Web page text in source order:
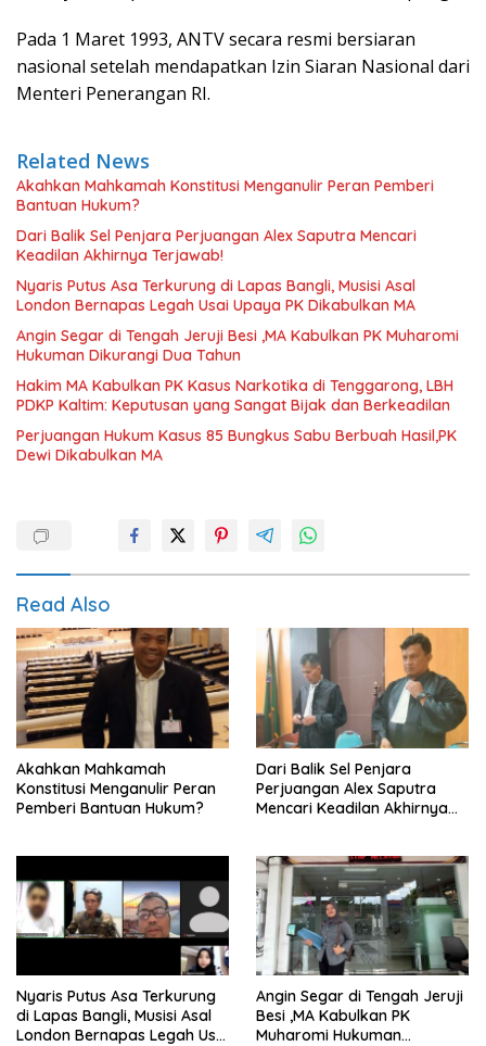
Pada 1 Maret 1993, ANTV secara resmi bersiaran
nasional setelah mendapatkan Izin Siaran Nasional dari
Menteri Penerangan RI.
Related News
Akahkan Mahkamah Konstitusi Menganulir Peran Pemberi
Bantuan Hukum?
Dari Balik Sel Penjara Perjuangan Alex Saputra Mencari
Keadilan Akhirnya Terjawab!
Nyaris Putus Asa Terkurung di Lapas Bangli, Musisi Asal
London Bernapas Legah Usai Upaya PK Dikabulkan MA
Angin Segar di Tengah Jeruji Besi ,MA Kabulkan PK Muharomi
Hukuman Dikurangi Dua Tahun
Hakim MA Kabulkan PK Kasus Narkotika di Tenggarong, LBH
PDKP Kaltim: Keputusan yang Sangat Bijak dan Berkeadilan
Perjuangan Hukum Kasus 85 Bungkus Sabu Berbuah Hasil,PK
Dewi Dikabulkan MA
Read Also
Akahkan Mahkamah
Konstitusi Menganulir Peran
Pemberi Bantuan Hukum?
Dari Balik Sel Penjara
Perjuangan Alex Saputra
Mencari Keadilan Akhirnya
Nyaris Putus Asa Terkurung
di Lapas Bangli, Musisi Asal
London Bernapas Legah Usai
Angin Segar di Tengah Jeruji
Besi ,MA Kabulkan PK
Muharomi Hukuman